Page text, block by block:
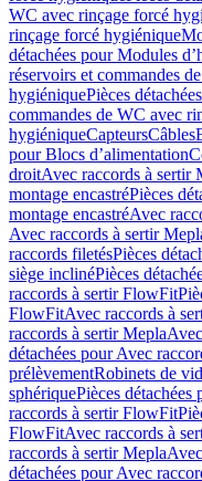
WC avec rinçage forcé
rinçage forcé hygiénique
détachées pour Modules
réservoirs et commandes
hygiéniquePièces
commandes de WC avec
hygiéniqueCapteursCâbles
pour Blocs d’alimentation
droitAvec raccords à sertir
montage encastréPièces
montage encastréAvec
Avec raccords à sertir
raccords filetésPièces
siège inclinéPièces
raccords à sertir FlowFit
FlowFitAvec raccords à
raccords à sertir Mepla
détachées pour Avec
prélèvementRobinets de
sphériquePièces détachées
raccords à sertir FlowFit
FlowFitAvec raccords à
raccords à sertir Mepla
détachées pour Avec